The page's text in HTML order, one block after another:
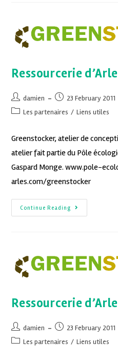
Ressourcerie
damien
23 February 2011
Les partenaires / Liens utiles
Greenstocker, atelier de
atelier fait partie du Pôle
Gaspard Monge. www.pole-
arles.com/greenstocker
Continue Reading
Ressourcerie
damien
23 February 2011
Les partenaires / Liens utiles